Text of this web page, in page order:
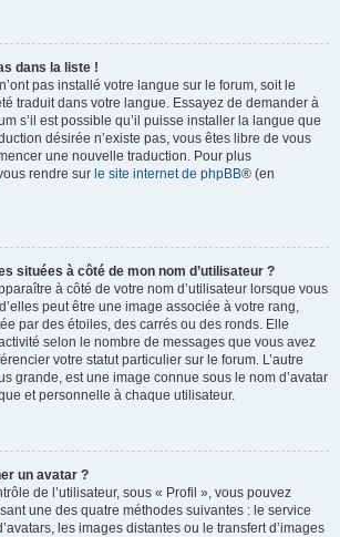
dans la liste !
pas installé votre langue sur le forum, soit le
traduit dans votre langue. Essayez de demander à
s’il est possible qu’il puisse installer la langue que
désirée n’existe pas, vous êtes libre de vous
une nouvelle traduction. Pour plus
rendre sur le site internet de phpBB® (en
situées à côté de mon nom d’utilisateur ?
à côté de votre nom d’utilisateur lorsque vous
peut être une image associée à votre rang,
par des étoiles, des carrés ou des ronds. Elle
selon le nombre de messages que vous avez
votre statut particulier sur le forum. L’autre
grande, est une image connue sous le nom d’avatar
et personnelle à chaque utilisateur.
un avatar ?
de l’utilisateur, sous « Profil », vous pouvez
une des quatre méthodes suivantes : le service
les images distantes ou le transfert d’images